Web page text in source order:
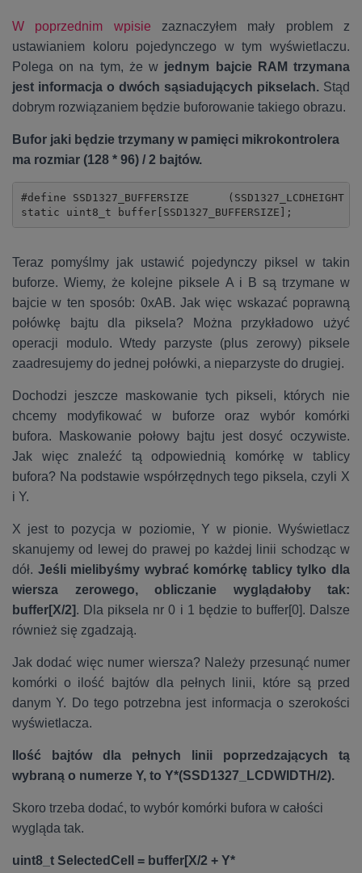
W poprzednim wpisie zaznaczyłem mały problem z
ustawianiem koloru pojedynczego w tym wyświetlaczu.
Polega on na tym, że w jednym bajcie RAM trzymana
jest informacja o dwóch sąsiadujących pikselach. Stąd
dobrym rozwiązaniem będzie buforowanie takiego obrazu.
Bufor jaki będzie trzymany w pamięci mikrokontrolera
ma rozmiar (128 * 96) / 2 bajtów.
#define SSD1327_BUFFERSIZE	(SSD1327_LCDHEIGHT * SSD1327_LCDWIDTH / 2)
static uint8_t buffer[SSD1327_BUFFERSIZE];
Teraz pomyślmy jak ustawić pojedynczy piksel w takin
buforze. Wiemy, że kolejne piksele A i B są trzymane w
bajcie w ten sposób: 0xAB. Jak więc wskazać poprawną
połówkę bajtu dla piksela? Można przykładowo użyć
operacji modulo. Wtedy parzyste (plus zerowy) piksele
zaadresujemy do jednej połówki, a nieparzyste do drugiej.
Dochodzi jeszcze maskowanie tych pikseli, których nie
chcemy modyfikować w buforze oraz wybór komórki
bufora. Maskowanie połowy bajtu jest dosyć oczywiste.
Jak więc znaleźć tą odpowiednią komórkę w tablicy
bufora? Na podstawie współrzędnych tego piksela, czyli X
i Y.
X jest to pozycja w poziomie, Y w pionie. Wyświetlacz
skanujemy od lewej do prawej po każdej linii schodząc w
dół. Jeśli mielibyśmy wybrać komórkę tablicy tylko dla
wiersza zerowego, obliczanie wyglądałoby tak:
buffer[X/2]. Dla piksela nr 0 i 1 będzie to buffer[0]. Dalsze
również się zgadzają.
Jak dodać więc numer wiersza? Należy przesunąć numer
komórki o ilość bajtów dla pełnych linii, które są przed
danym Y. Do tego potrzebna jest informacja o szerokości
wyświetlacza.
Ilość bajtów dla pełnych linii poprzedzających tą
wybraną o numerze Y, to Y*(SSD1327_LCDWIDTH/2).
Skoro trzeba dodać, to wybór komórki bufora w całości
wygląda tak.
uint8_t SelectedCell = buffer[X/2 + Y*